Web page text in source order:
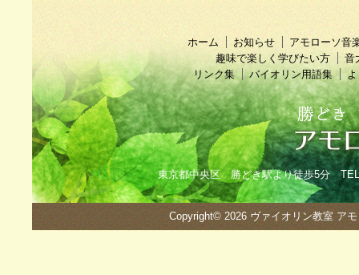
ホーム お知らせ
アモローソ音
趣味で楽しく学びたい方
音
リンク集
バイオリン用語集
東京都中央区 勝どき駅より徒歩5分
Copyright© 2026 ヴァイオリン教室 ア